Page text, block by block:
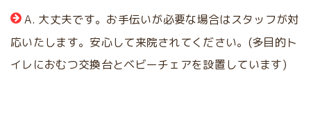
A. 大丈夫です。お手伝いが必要な場合はスタッフが対
応いたします。安心して来院されてください。(多目的ト
イレにおむつ交換台とベビーチェアを設置しています)